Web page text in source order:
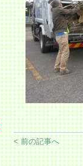
< 前の記事へ